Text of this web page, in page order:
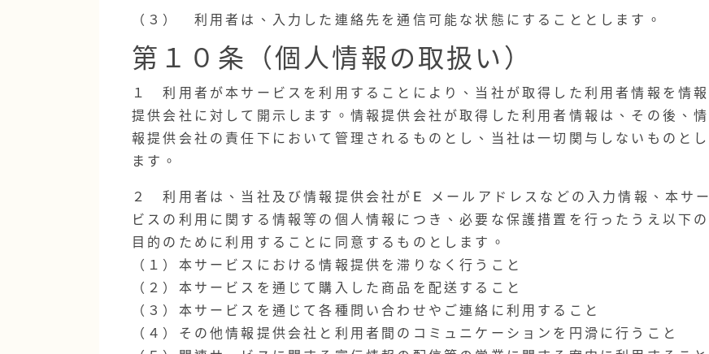
（３） 利用者は、入力した連絡先を通信可能な状態にすることとします。
第１０条（個人情報の取扱い）
１ 利用者が本サービスを利用することにより、当社が取得した利用者情報を情報
提供会社に対して開示します。情報提供会社が取得した利用者情報は、その後、情
報提供会社の責任下において管理されるものとし、当社は一切関与しないものとし
ます。
２ 利用者は、当社及び情報提供会社がE メールアドレスなどの入力情報、本サー
ビスの利用に関する情報等の個人情報につき、必要な保護措置を行ったうえ以下の
目的のために利用することに同意するものとします。
（１）本サービスにおける情報提供を滞りなく行うこと
（２）本サービスを通じて購入した商品を配送すること
（３）本サービスを通じて各種問い合わせやご連絡に利用すること
（４）その他情報提供会社と利用者間のコミュニケーションを円滑に行うこと